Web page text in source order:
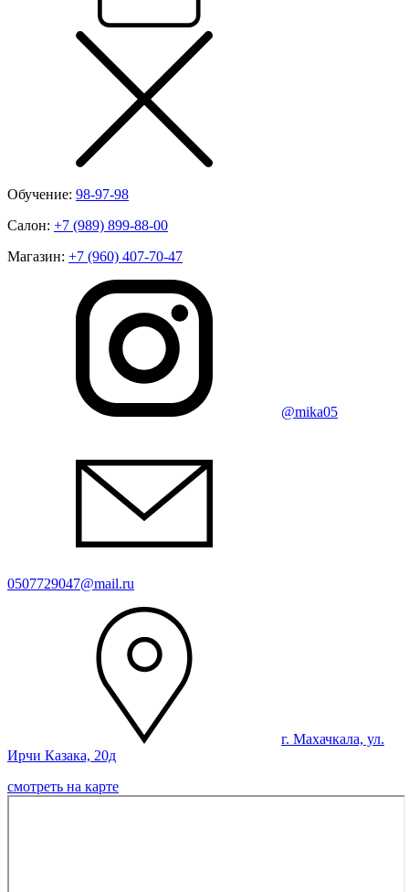
Обучение: 98-97-98
Салон: +7 (989) 899-88-00
Магазин: +7 (960) 407-70-47
@mika05
0507729047@mail.ru
г. Махачкала, ул.
Ирчи Казака, 20д
смотреть на карте